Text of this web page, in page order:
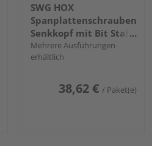
SWG HOX
Spanplattenschrauben
Senkkopf mit Bit Stahl
verzinkt - Maxipack
Mehrere Ausführungen
erhältlich
38,62 € / Paket(e)